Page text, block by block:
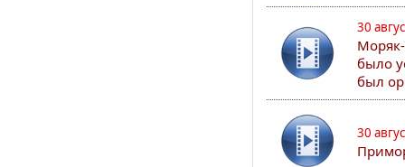
30
было
был
30